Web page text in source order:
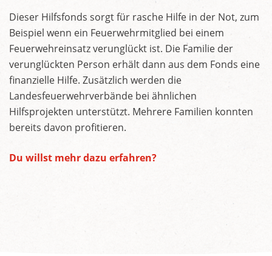
Dieser Hilfsfonds sorgt für rasche Hilfe in der Not, zum
Beispiel wenn ein Feuerwehrmitglied bei einem
Feuerwehreinsatz verunglückt ist. Die Familie der
verunglückten Person erhält dann aus dem Fonds eine
finanzielle Hilfe. Zusätzlich werden die
Landesfeuerwehrverbände bei ähnlichen
Hilfsprojekten unterstützt. Mehrere Familien konnten
bereits davon profitieren.
Du willst mehr dazu erfahren?